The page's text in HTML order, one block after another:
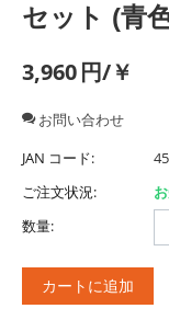
セット (青
3,960円/￥
お問い合わせ
JAN コード:
ご注文状況:
数量:
カートに追加